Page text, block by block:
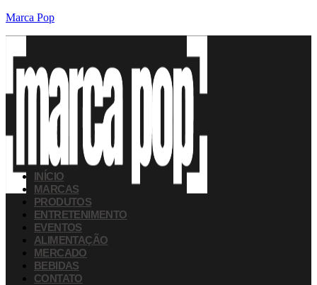
Marca Pop
INÍCIO
MARCAS
PRODUTOS
ENTRETENIMENTO
EVENTOS
ALIMENTAÇÃO
MERCADO
BEBIDAS
CONTATO